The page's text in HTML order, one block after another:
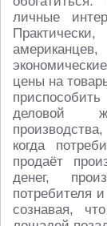
личные
цены на
деловой
когда
продаёт
денег,
потребителя
сознавая,